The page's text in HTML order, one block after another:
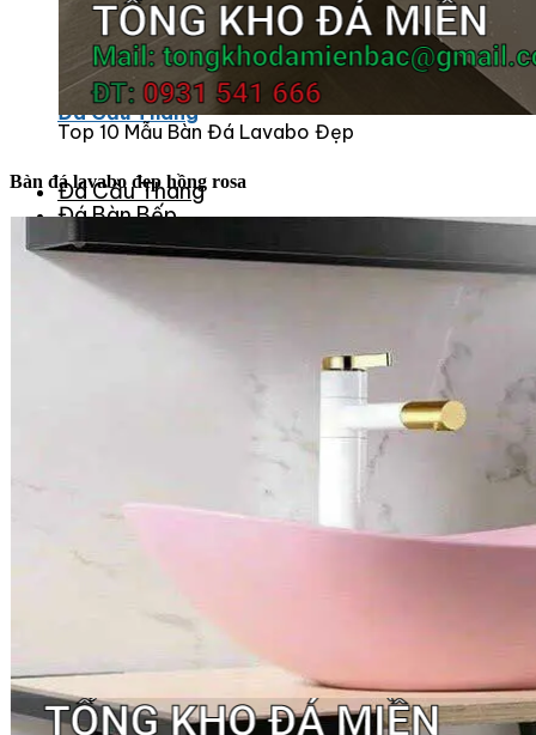
Đá Nhân Tạo
Đá Lát Nền
Đá Cầu Thang
Đá Cầu Thang
Đá Bàn Bếp
Đá Bàn Bếp
Đá Lát Nền
Đá Bàn Bếp Cao Cấp
Đá Ốp Bếp
Đá Ốp Bàn Bếp Nhân Tạo
Tranh đá
Tranh Đá Granite Đối Xứng
Đá Nhân Tạo
0
Top 10 Mẫu Bàn Đá Lavabo Đẹp
Bàn đá lavabo đẹp hồng rosa